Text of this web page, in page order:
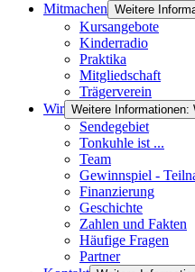
Mitmachen Weitere
Kursangebote
Kinderradio
Praktika
Mitgliedschaft
Trägerverein
Wir Weitere Informationen:
Sendegebiet
Tonkuhle ist ...
Team
Gewinnspiel -
Finanzierung
Geschichte
Zahlen und Fakten
Häufige Fragen
Partner